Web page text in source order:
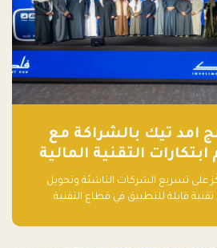
امد تيك بالشراكة مع
التقنية المالية
على تسريع الشركات الناشئة وتحويل
تقنية قابلة للتطبيق في قطاع التقنية